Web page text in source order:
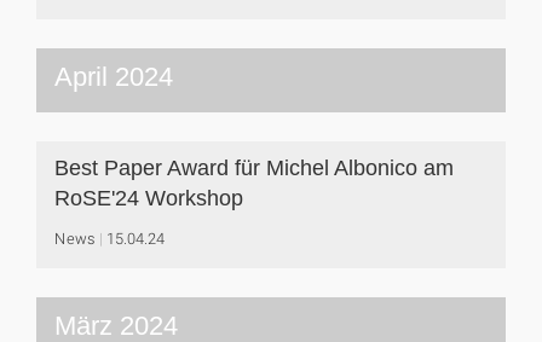
April 2024
Best Paper Award für Michel Albonico am
RoSE'24 Workshop
News 15.04.24
März 2024